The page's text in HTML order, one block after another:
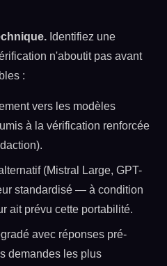
Identifiez une
n'aboutit pas avant
:
vers les modèles
à la vérification renforcée
(Mistral Large, GPT-
standardisé — à condition
ait prévu cette portabilité.
avec réponses pré-
demandes les plus